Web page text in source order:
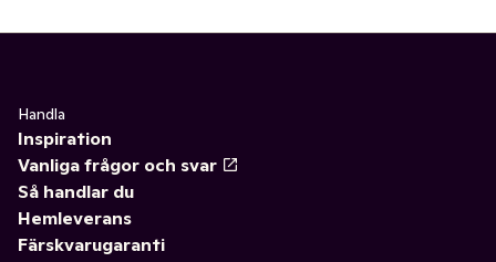
Handla
Inspiration
Vanliga frågor och svar
Så handlar du
Hemleverans
Färskvarugaranti